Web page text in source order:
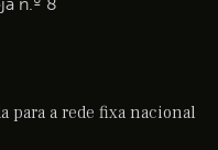
para a rede fixa nacional